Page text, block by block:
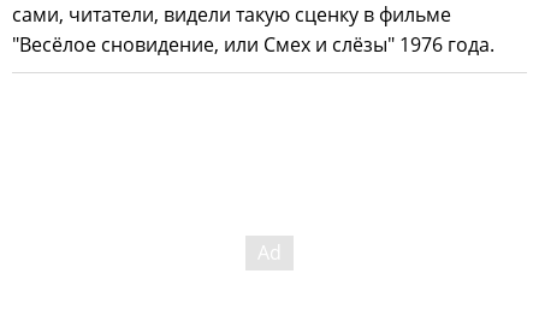
сами, читатели, видели такую сценку в фильме
"Весёлое сновидение, или Смех и слёзы" 1976 года.